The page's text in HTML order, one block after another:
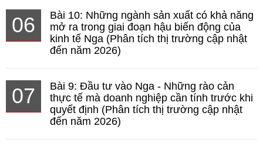
06
Bài 10: Những ngành sản xuất có khả năng
mở ra trong giai đoạn hậu biến động của
kinh tế Nga (Phân tích thị trường cập nhật
đến năm 2026)
07
Bài 9: Đầu tư vào Nga - Những rào cản
thực tế mà doanh nghiệp cần tính trước khi
quyết định (Phân tích thị trường cập nhật
đến năm 2026)